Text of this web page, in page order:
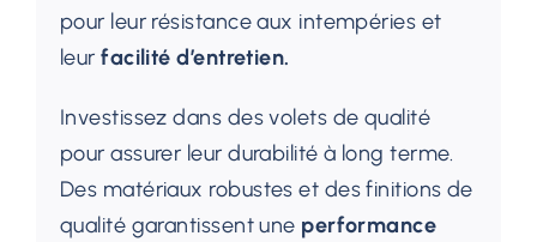
pour leur résistance aux intempéries et
leur facilité d’entretien.
Investissez dans des volets de qualité
pour assurer leur durabilité à long terme.
Des matériaux robustes et des finitions de
qualité garantissent une performance